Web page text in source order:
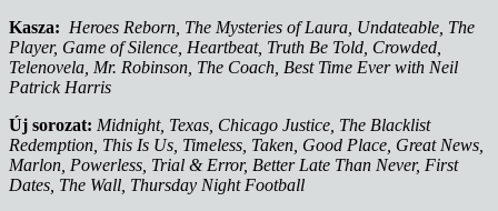
Kasza: Heroes Reborn, The Mysteries of Laura, Undateable, The
Player, Game of Silence, Heartbeat, Truth Be Told, Crowded,
Telenovela, Mr. Robinson, The Coach, Best Time Ever with Neil
Patrick Harris
Új sorozat: Midnight, Texas, Chicago Justice, The Blacklist
Redemption, This Is Us, Timeless, Taken, Good Place, Great News,
Marlon, Powerless, Trial & Error, Better Late Than Never, First
Dates, The Wall, Thursday Night Football